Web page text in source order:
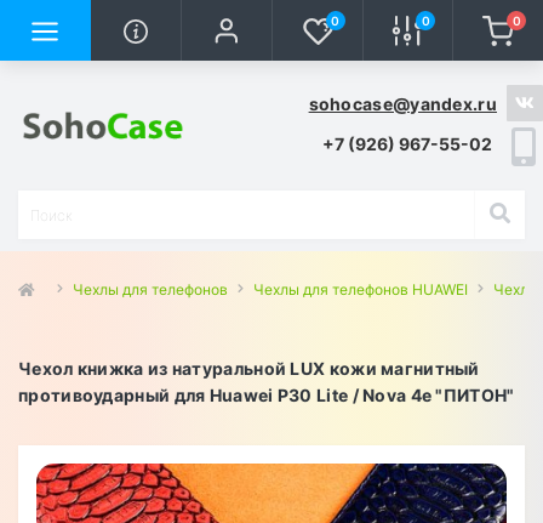
0 0 0
sohocase@yandex.ru
+7 (926) 967-55-02
Чехлы для телефонов Чехлы для телефонов HUAWEI Чехлы
Чехол книжка из натуральной LUX кожи магнитный
противоударный для Huawei P30 Lite / Nova 4e "ПИТОН"